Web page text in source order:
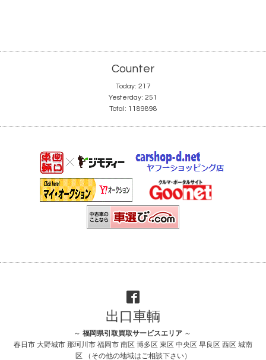
Counter
Today: 217
Yesterday: 251
Total: 1189898
出口車輌
～ 福岡県引取買取サービスエリア～
春日市 大野城市 那珂川市 福岡市 南区 博多区 東区 中央区 早良区 西区 城南
区 （その他の地域はご相談下さい）